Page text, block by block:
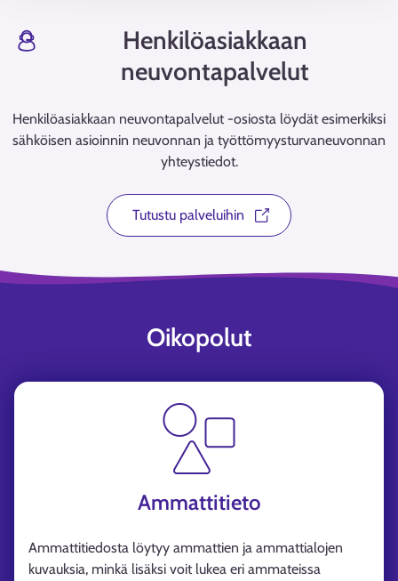
Henkilöasiakkaan
neuvontapalvelut
Henkilöasiakkaan neuvontapalvelut -osiosta löydät esimerkiksi
sähköisen asioinnin neuvonnan ja työttömyysturvaneuvonnan
yhteystiedot.
Tutustu palveluihin
Oikopolut
Ammattitieto
Ammattitiedosta löytyy ammattien ja ammattialojen
kuvauksia, minkä lisäksi voit lukea eri ammateissa